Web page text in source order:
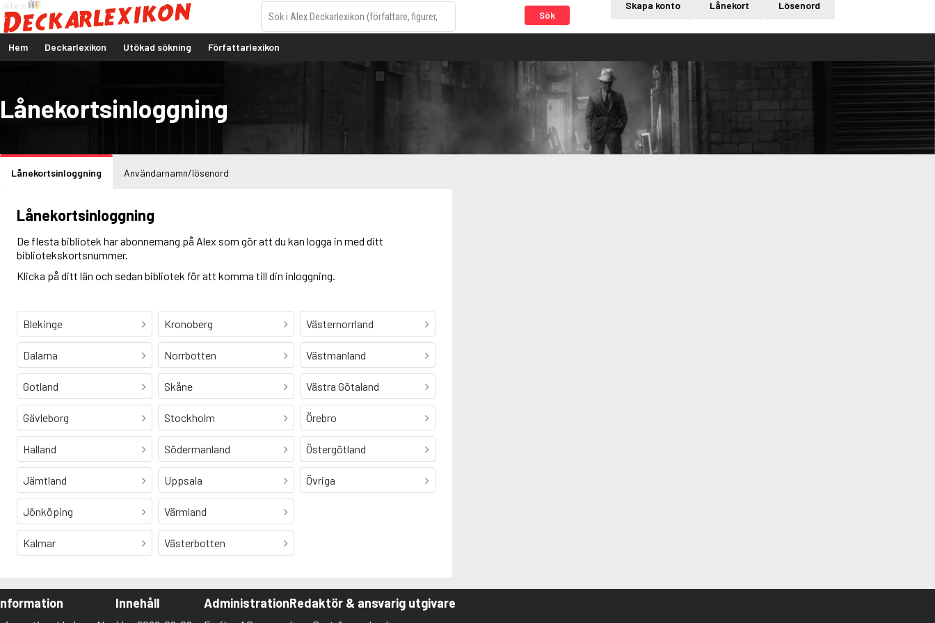
Sök
Skapa konto Lånekort Lösenord
Hem Deckarlexikon Utökad sökning Författarlexikon
Lånekortsinloggning
Lånekortsinloggning Användarnamn/lösenord
Lånekortsinloggning
De flesta bibliotek har abonnemang på Alex som gör att du kan logga in med ditt
bibliotekskortsnummer.
Klicka på ditt län och sedan bibliotek för att komma till din inloggning.
Blekinge
Dalarna
Gotland
Gävleborg
Halland
Jämtland
Jönköping
Kalmar
Kronoberg
Norrbotten
Skåne
Stockholm
Södermanland
Uppsala
Värmland
Västerbotten
Västernorrland
Västmanland
Västra Götaland
Örebro
Östergötland
Övriga
Innehåll AdministrationRedaktör & ansvarig utgivare